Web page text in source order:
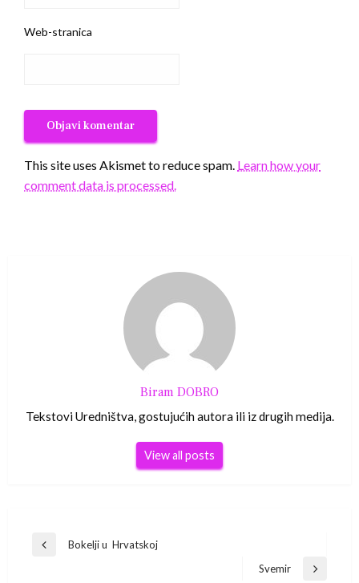
Web-stranica
This site uses Akismet to reduce spam. Learn how your
comment data is processed.
Biram DOBRO
Tekstovi Uredništva, gostujućih autora ili iz drugih medija.
View all posts
Navigacija
Previous
Bokelji u Hrvatskoj
Next
Svemir